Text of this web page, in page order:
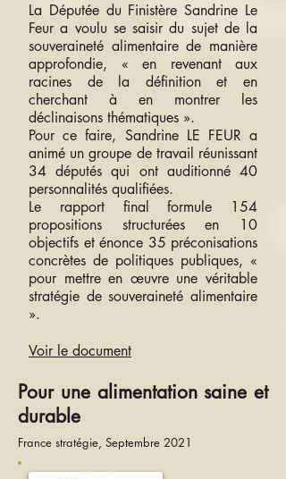
La Députée du Finistère Sandrine Le
Feur a voulu se saisir du sujet de la
souveraineté alimentaire de manière
approfondie, « en revenant aux
racines de la définition et en
cherchant à en montrer les
déclinaisons thématiques ».
Pour ce faire, Sandrine LE FEUR a
animé un groupe de travail réunissant
34 députés qui ont auditionné 40
personnalités qualifiées.
Le rapport final formule 154
propositions structurées en 10
objectifs et énonce 35 préconisations
concrètes de politiques publiques, «
pour mettre en œuvre une véritable
stratégie de souveraineté alimentaire
».
Voir le document
Pour une alimentation saine et
durable
France stratégie, Septembre 2021